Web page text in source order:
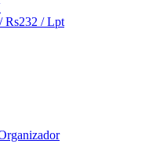
Rs232 / Lpt